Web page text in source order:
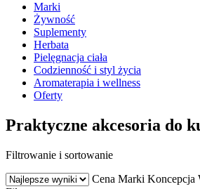
Marki
Żywność
Suplementy
Herbata
Pielęgnacja ciała
Codzienność i styl życia
Aromaterapia i wellness
Oferty
Praktyczne akcesoria do
Filtrowanie i sortowanie
Cena Marki Koncepcja